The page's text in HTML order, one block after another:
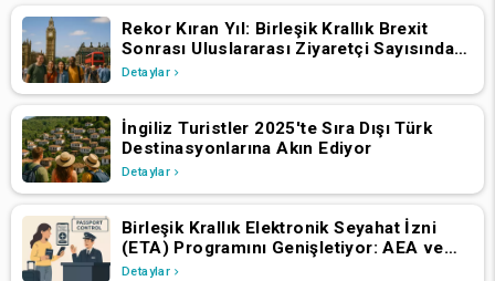
Rekor Kıran Yıl: Birleşik Krallık Brexit
Sonrası Uluslararası Ziyaretçi Sayısında
Artış Yaşadı
Detaylar
İngiliz Turistler 2025'te Sıra Dışı Türk
Destinasyonlarına Akın Ediyor
Detaylar
Birleşik Krallık Elektronik Seyahat İzni
(ETA) Programını Genişletiyor: AEA ve
İsviçre Vatandaşlarının 2 Nisan 2025'ten
Detaylar